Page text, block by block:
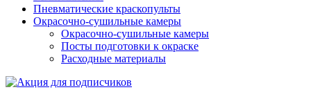
Пневматические краскопульты
Окрасочно-сушильные камеры
Окрасочно-сушильные камеры
Посты подготовки к окраске
Расходные материалы